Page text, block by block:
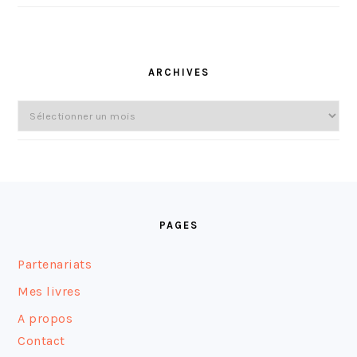
ARCHIVES
Archives
PAGES
Partenariats
Mes livres
A propos
Contact